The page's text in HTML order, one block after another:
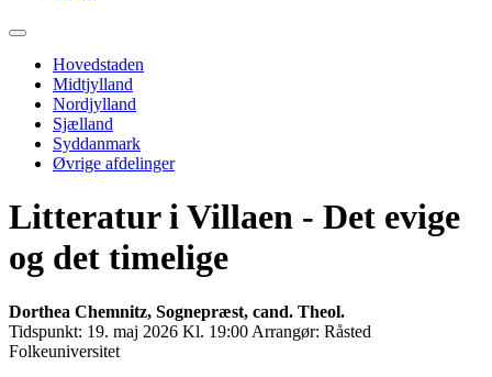
Primary
Hovedstaden
Midtjylland
Nordjylland
Sjælland
Syddanmark
Øvrige afdelinger
Litteratur i Villaen - Det evige
og det timelige
Dorthea Chemnitz, Sognepræst, cand. Theol.
Tidspunkt: 19. maj 2026 Kl. 19:00 Arrangør: Råsted
Folkeuniversitet